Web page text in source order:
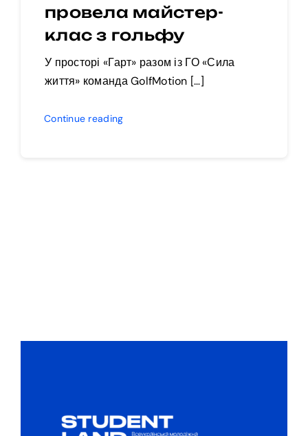
провела майстер-
клас з гольфу
У просторі «Гарт» разом із ГО «Сила
життя» команда GolfMotion […]
Continue reading